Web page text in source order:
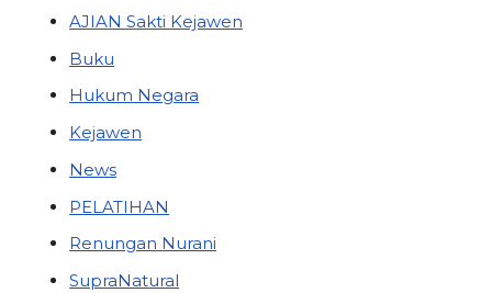
AJIAN Sakti Kejawen
Buku
Hukum Negara
Kejawen
News
PELATIHAN
Renungan Nurani
SupraNatural